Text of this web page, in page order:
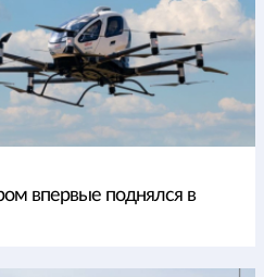
впервые поднялся в